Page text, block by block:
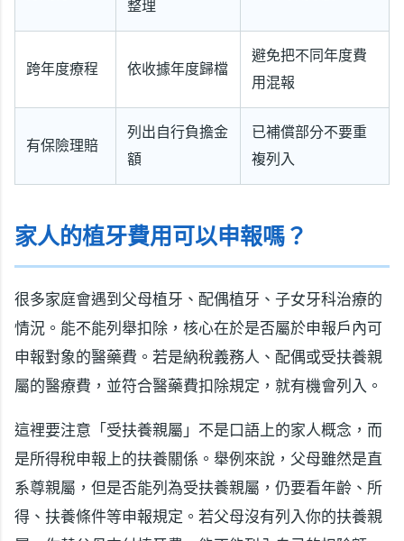
整理
跨年度療程 依收據年度歸檔
避免把不同年度費
用混報
有保險理賠
列出自行負擔金
額
已補償部分不要重
複列入
家人的植牙費用可以申報嗎？
很多家庭會遇到父母植牙、配偶植牙、子女牙科治療的
情況。能不能列舉扣除，核心在於是否屬於申報戶內可
申報對象的醫藥費。若是納稅義務人、配偶或受扶養親
屬的醫療費，並符合醫藥費扣除規定，就有機會列入。
這裡要注意「受扶養親屬」不是口語上的家人概念，而
是所得稅申報上的扶養關係。舉例來說，父母雖然是直
系尊親屬，但是否能列為受扶養親屬，仍要看年齡、所
得、扶養條件等申報規定。若父母沒有列入你的扶養親